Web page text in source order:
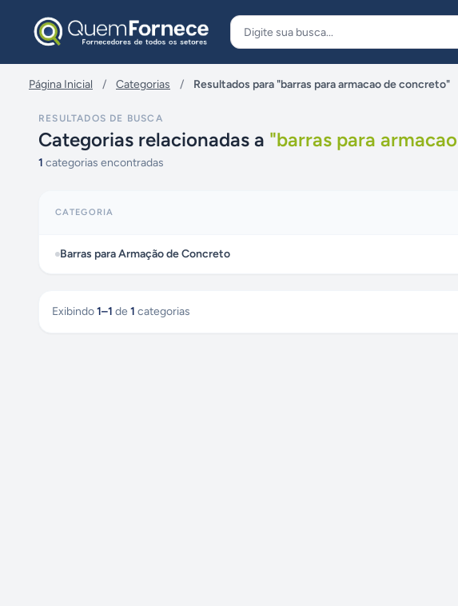
Página Inicial / Categorias / Resultados para "barras para armacao de concreto"
RESULTADOS DE BUSCA
Categorias relacionadas a "barras para
1 categorias encontradas
CATEGORIA
Barras para Armação de Concreto
Exibindo1–1 de 1 categorias